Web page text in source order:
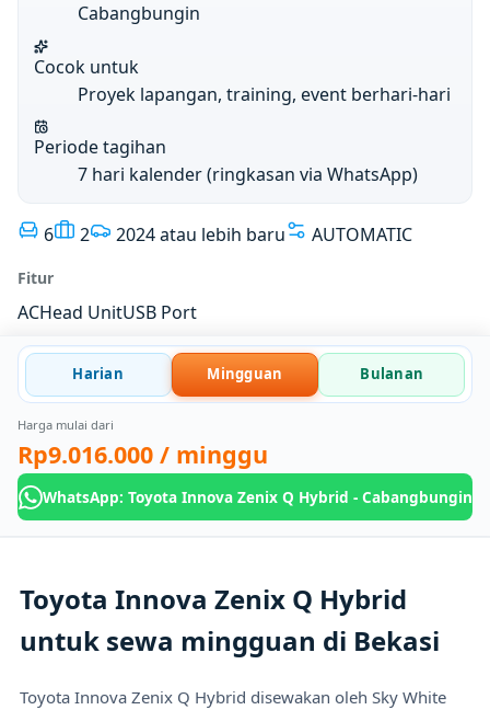
Cabangbungin
Cocok untuk
Proyek lapangan, training, event berhari-hari
Periode tagihan
7 hari kalender (ringkasan via WhatsApp)
6 2 2024 atau lebih baru AUTOMATIC
Fitur
ACHead UnitUSB Port
Harian Mingguan Bulanan
Harga mulai dari
Rp9.016.000 / minggu
WhatsApp: Toyota Innova Zenix Q Hybrid - Cabangbungin
Toyota Innova Zenix Q Hybrid
untuk sewa mingguan di Bekasi
Toyota Innova Zenix Q Hybrid disewakan oleh Sky White